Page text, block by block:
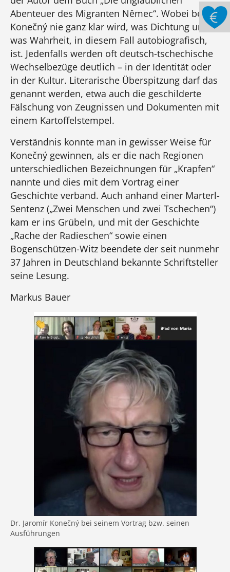
Abenteuer des Migranten Němec“. Wobei bei
Konečný nie ganz klar wird, was Dichtung und
was Wahrheit, in diesem Fall autobiografisch,
ist. Jedenfalls werden oft deutsch-tschechische
Wechselbezüge deutlich – in der Identität oder
in der Kultur. Literarische Überspitzung darf das
genannt werden, etwa auch die geschilderte
Fälschung von Zeugnissen und Dokumenten mit
einem Kartoffelstempel.
Verständnis konnte man in gewisser Weise für
Konečný gewinnen, als er die nach Regionen
unterschiedlichen Bezeichnungen für „Krapfen“
nannte und dies mit dem Vortrag einer
Geschichte verband. Auch anhand einer Marterl-
Sentenz („Zwei Menschen und zwei Tschechen“)
kam er ins Grübeln, und mit der Geschichte
„Rache der Radieschen“ sowie einen
Bogenschützen-Witz beendete der seit nunmehr
37 Jahren in Deutschland bekannte Schriftsteller
seine Lesung.
Markus Bauer
Dr. Jaromír Konečný bei seinem Vortrag bzw. seinen
Ausführungen